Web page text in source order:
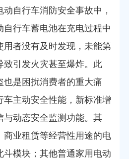
自行车消防安全事故中，
自行车蓄电池在充电过程中
用者没有及时发现，未能第
致引发火灾甚至爆炸。此
也是困扰消费者的重大痛
车主动安全性能，新标准增
与动态安全监测功能。其
商业租赁等经营性用途的电
斗模块；其他普通家用电动